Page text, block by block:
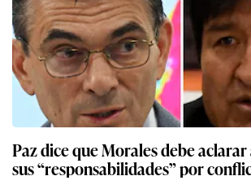
Paz dice que Morales debe
sus “responsabilidades” por